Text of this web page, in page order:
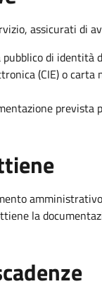
assicurati di
pubblico di identità
(CIE) o carta
prevista
la